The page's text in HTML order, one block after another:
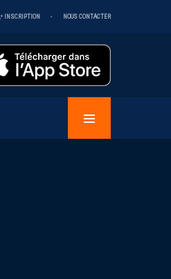
INSCRIPTION NOUS CONTACTER